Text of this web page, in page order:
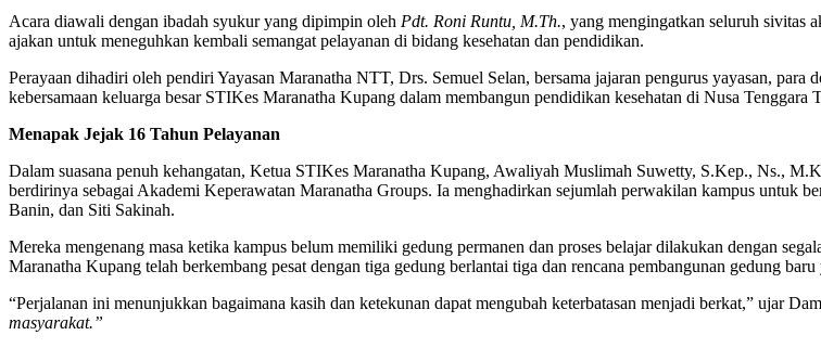
Acara diawali dengan ibadah syukur yang dipimpin oleh Pdt. Roni Runtu, M.Th., yang mengingatkan seluruh sivitas
ajakan untuk meneguhkan kembali semangat pelayanan di bidang kesehatan dan pendidikan.
Perayaan dihadiri oleh pendiri Yayasan Maranatha NTT, Drs. Semuel Selan, bersama jajaran pengurus yayasan,
kebersamaan keluarga besar STIKes Maranatha Kupang dalam membangun pendidikan kesehatan di Nusa Tenggara
Menapak Jejak 16 Tahun Pelayanan
Dalam suasana penuh kehangatan, Ketua STIKes Maranatha Kupang, Awaliyah Muslimah Suwetty, S.Kep., Ns.,
berdirinya sebagai Akademi Keperawatan Maranatha Groups. Ia menghadirkan sejumlah perwakilan kampus untuk
Banin, dan Siti Sakinah.
Mereka mengenang masa ketika kampus belum memiliki gedung permanen dan proses belajar dilakukan dengan
Maranatha Kupang telah berkembang pesat dengan tiga gedung berlantai tiga dan rencana pembangunan gedung
“Perjalanan ini menunjukkan bagaimana kasih dan ketekunan dapat mengubah keterbatasan menjadi berkat,” ujar
masyarakat.”